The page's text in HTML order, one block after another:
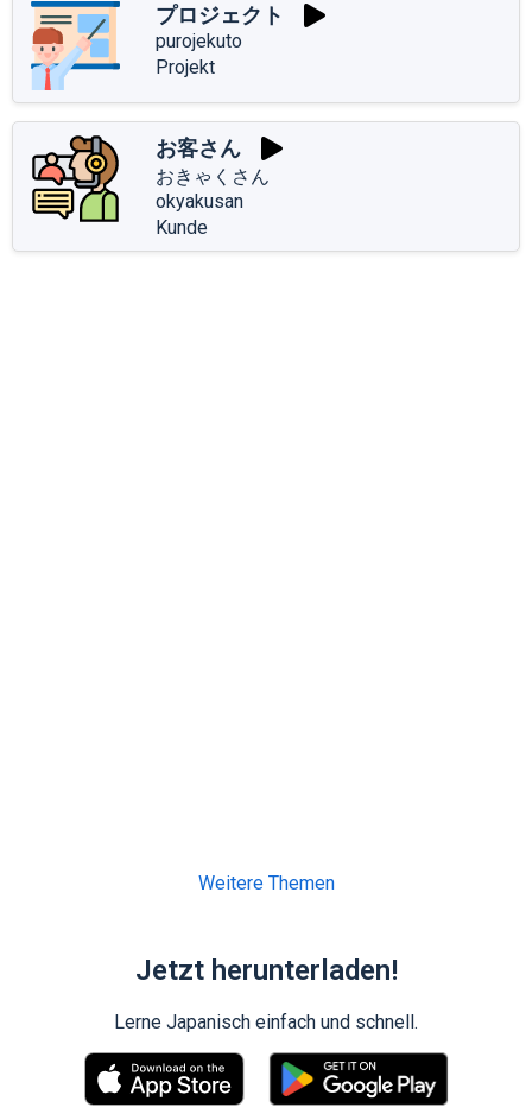
プロジェクト
purojekuto
Projekt
お客さん
おきゃくさん
okyakusan
Kunde
Weitere Themen
Jetzt herunterladen!
Lerne Japanisch einfach und schnell.